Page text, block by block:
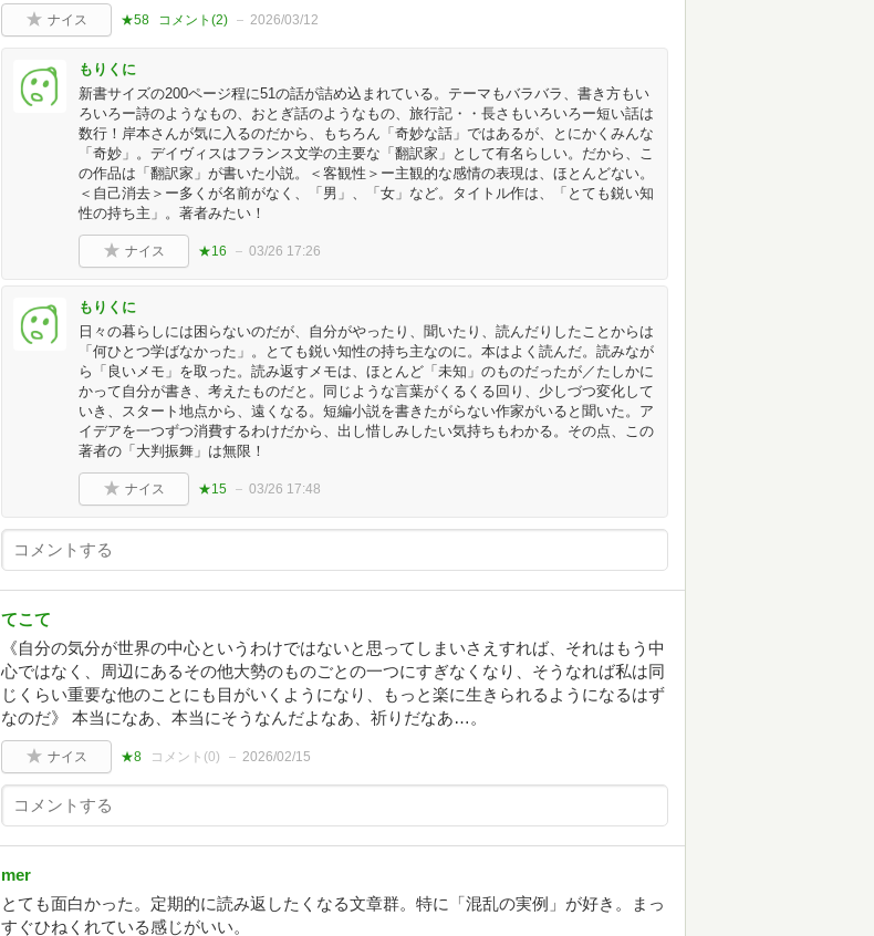
ナイス ★58 コメント(2) 2026/03/12
もりくに
新書サイズの200ページ程に51の話が詰め込まれている。テーマもバラバラ、書き方もい
ろいろー詩のようなもの、おとぎ話のようなもの、旅行記・・長さもいろいろー短い話は
数行！岸本さんが気に入るのだから、もちろん「奇妙な話」ではあるが、とにかくみんな
「奇妙」。デイヴィスはフランス文学の主要な「翻訳家」として有名らしい。だから、こ
の作品は「翻訳家」が書いた小説。＜客観性＞ー主観的な感情の表現は、ほとんどない。
＜自己消去＞ー多くが名前がなく、「男」、「女」など。タイトル作は、「とても鋭い知
性の持ち主」。著者みたい！
ナイス ★16 03/26 17:26
もりくに
日々の暮らしには困らないのだが、自分がやったり、聞いたり、読んだりしたことからは
「何ひとつ学ばなかった」。とても鋭い知性の持ち主なのに。本はよく読んだ。読みなが
ら「良いメモ」を取った。読み返すメモは、ほとんど「未知」のものだったが／たしかに
かって自分が書き、考えたものだと。同じような言葉がくるくる回り、少しづつ変化して
いき、スタート地点から、遠くなる。短編小説を書きたがらない作家がいると聞いた。ア
イデアを一つずつ消費するわけだから、出し惜しみしたい気持ちもわかる。その点、この
著者の「大判振舞」は無限！
ナイス ★15 03/26 17:48
てこて
《自分の気分が世界の中心というわけではないと思ってしまいさえすれば、それはもう中
心ではなく、周辺にあるその他大勢のものごとの一つにすぎなくなり、そうなれば私は同
じくらい重要な他のことにも目がいくようになり、もっと楽に生きられるようになるはず
なのだ》 本当になあ、本当にそうなんだよなあ、祈りだなあ…。
ナイス ★8 コメント(0) 2026/02/15
mer
とても面白かった。定期的に読み返したくなる文章群。特に「混乱の実例」が好き。まっ
すぐひねくれている感じがいい。